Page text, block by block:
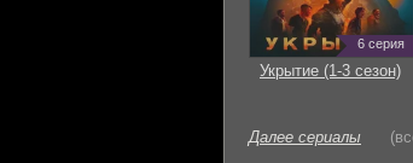
6 серия
Укрытие (1-3 сезон)
Далее сериалы